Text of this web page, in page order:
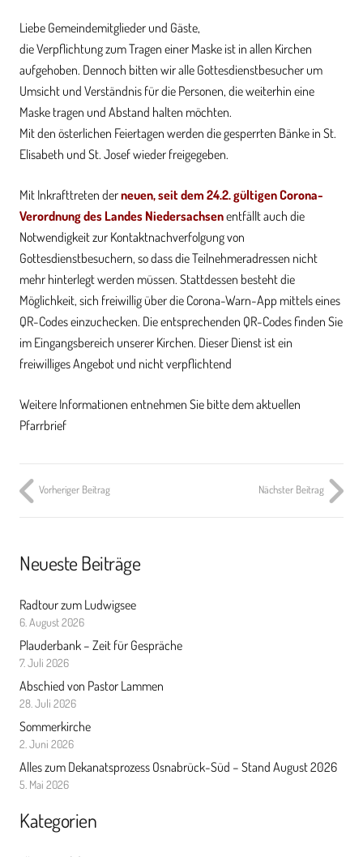
Liebe Gemeindemitglieder und Gäste,
die Verpflichtung zum Tragen einer Maske ist in allen Kirchen
aufgehoben. Dennoch bitten wir alle Gottesdienstbesucher um
Umsicht und Verständnis für die Personen, die weiterhin eine
Maske tragen und Abstand halten möchten.
Mit den österlichen Feiertagen werden die gesperrten Bänke in St.
Elisabeth und St. Josef wieder freigegeben.
Mit Inkrafttreten derneuen, seit dem 24.2. gültigen Corona-
Verordnung des Landes Niedersachsenentfällt auch die
Notwendigkeit zur Kontaktnachverfolgung von
Gottesdienstbesuchern, so dass die Teilnehmeradressen nicht
mehr hinterlegt werden müssen. Stattdessen besteht die
Möglichkeit, sich freiwillig über die Corona-Warn-App mittels eines
QR-Codes einzuchecken. Die entsprechenden QR-Codes finden Sie
im Eingangsbereich unserer Kirchen. Dieser Dienst ist ein
freiwilliges Angebot und nicht verpflichtend
Weitere Informationen entnehmen Sie bitte dem aktuellen
Pfarrbrief
Vorheriger Beitrag Nächster Beitrag
Neueste Beiträge
Radtour zum Ludwigsee
6. August 2026
Plauderbank – Zeit für Gespräche
7. Juli 2026
Abschied von Pastor Lammen
28. Juli 2026
Sommerkirche
2. Juni 2026
Alles zum Dekanatsprozess Osnabrück-Süd – Stand August 2026
5. Mai 2026
Kategorien